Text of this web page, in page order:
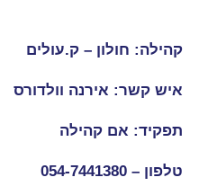
קהילה: חולון – ק.עולים
איש קשר: אירנה וולדורס
תפקיד: אם קהילה
טלפון – 054-7441380